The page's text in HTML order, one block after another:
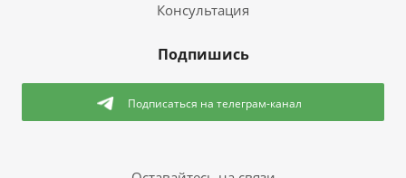
Консультация
Подпишись
Подписаться на телеграм-канал